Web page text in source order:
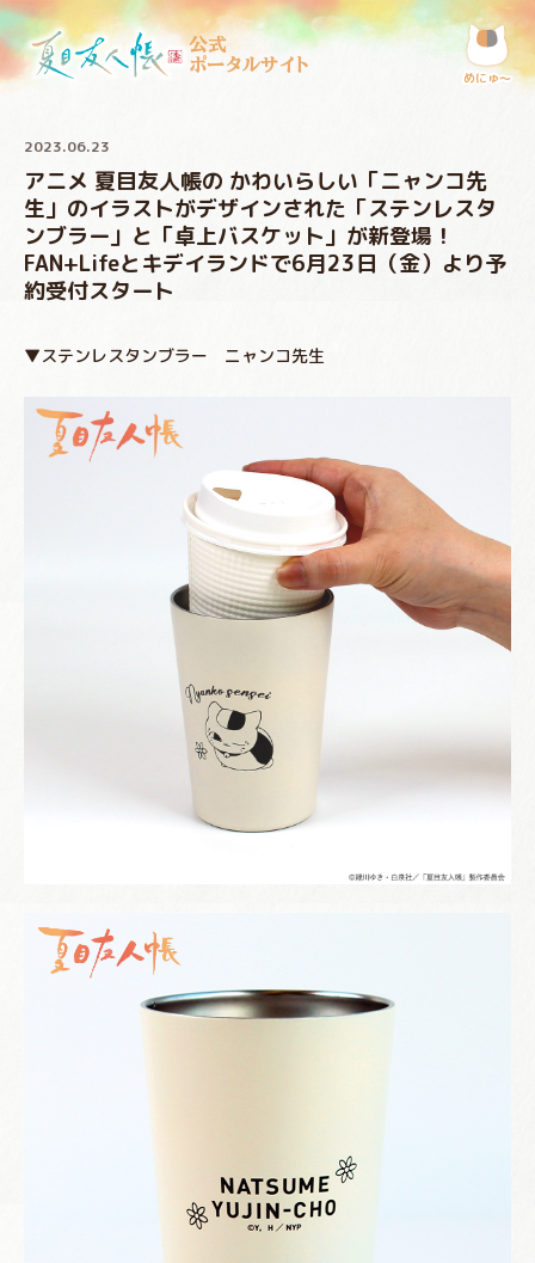
公式
ポータルサイト
めにゅ〜
2023.06.23
アニメ 夏目友人帳の かわいらしい「ニャンコ先
生」のイラストがデザインされた「ステンレスタ
ンブラー」と「卓上バスケット」が新登場！
FAN+Lifeとキデイランドで6月23日（金）より予
約受付スタート
▼ステンレスタンブラー ニャンコ先生